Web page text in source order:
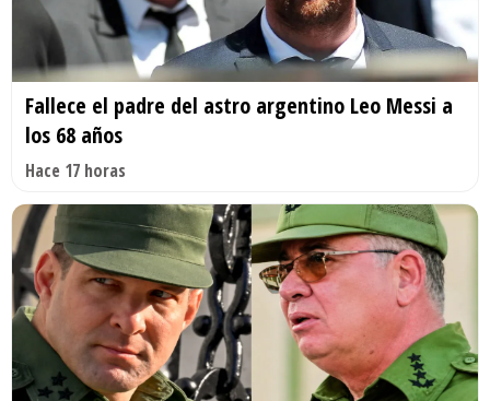
Fallece el padre del astro argentino Leo Messi a
los 68 años
Hace 17 horas